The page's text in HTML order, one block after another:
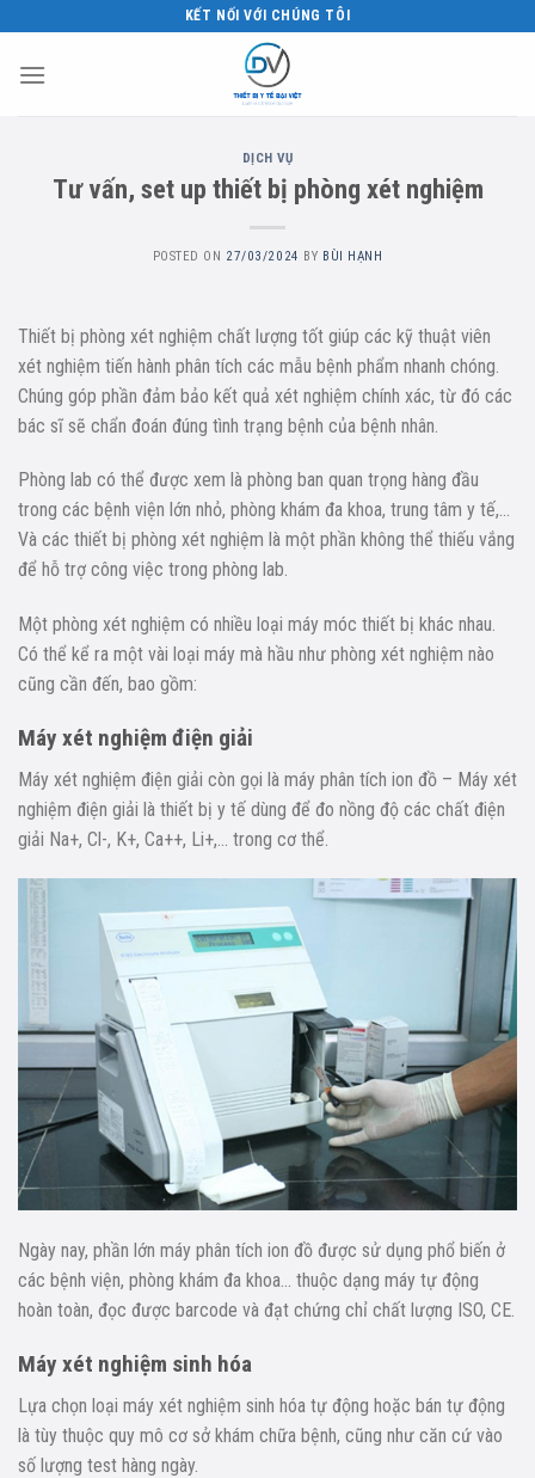
content
KẾT NỐI VỚI CHÚNG TÔI
DỊCH VỤ
Tư vấn, set up thiết bị phòng xét nghiệm
POSTED ON 27/03/2024 BY BÙI HẠNH
Thiết bị phòng xét nghiệm chất lượng tốt giúp các kỹ thuật viên
xét nghiệm tiến hành phân tích các mẫu bệnh phẩm nhanh chóng.
Chúng góp phần đảm bảo kết quả xét nghiệm chính xác, từ đó các
bác sĩ sẽ chẩn đoán đúng tình trạng bệnh của bệnh nhân.
Phòng lab có thể được xem là phòng ban quan trọng hàng đầu
trong các bệnh viện lớn nhỏ, phòng khám đa khoa, trung tâm y tế,…
Và các thiết bị phòng xét nghiệm là một phần không thể thiếu vắng
để hỗ trợ công việc trong phòng lab.
Một phòng xét nghiệm có nhiều loại máy móc thiết bị khác nhau.
Có thể kể ra một vài loại máy mà hầu như phòng xét nghiệm nào
cũng cần đến, bao gồm:
Máy xét nghiệm điện giải
Máy xét nghiệm điện giải còn gọi là máy phân tích ion đồ – Máy xét
nghiệm điện giải là thiết bị y tế dùng để đo nồng độ các chất điện
giải Na+, Cl-, K+, Ca++, Li+,… trong cơ thể.
Ngày nay, phần lớn máy phân tích ion đồ được sử dụng phổ biến ở
các bệnh viện, phòng khám đa khoa… thuộc dạng máy tự động
hoàn toàn, đọc được barcode và đạt chứng chỉ chất lượng ISO, CE.
Máy xét nghiệm sinh hóa
Lựa chọn loại máy xét nghiệm sinh hóa tự động hoặc bán tự động
là tùy thuộc quy mô cơ sở khám chữa bệnh, cũng như căn cứ vào
số lượng test hàng ngày.